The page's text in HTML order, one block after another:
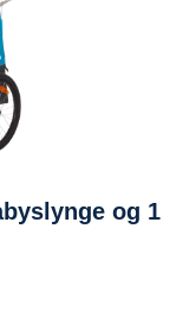
og 1